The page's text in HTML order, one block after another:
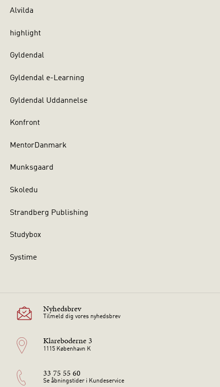
Alvilda
highlight
Gyldendal
Gyldendal e-Learning
Gyldendal Uddannelse
Konfront
MentorDanmark
Munksgaard
Skoledu
Strandberg Publishing
Studybox
Systime
Nyhedsbrev
Tilmeld dig vores nyhedsbrev
Klareboderne 3
1115 København K
33 75 55 60
Se åbningstider i Kundeservice